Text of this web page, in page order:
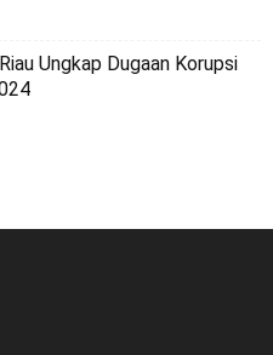
Ungkap Dugaan Korupsi